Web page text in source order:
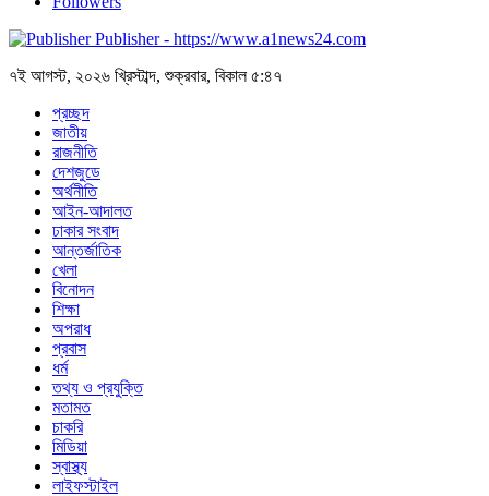
Publisher - https://www.a1news24.com
৭ই আগস্ট, ২০২৬ খ্রিস্টাব্দ, শুক্রবার, বিকাল ৫:৪৭
প্রচ্ছদ
জাতীয়
রাজনীতি
দেশজুডে
অর্থনীতি
আইন-আদালত
ঢাকার সংবাদ
আন্তর্জাতিক
খেলা
বিনোদন
শিক্ষা
অপরাধ
প্রবাস
ধর্ম
তথ্য ও প্রযুক্তি
মতামত
চাকরি
মিডিয়া
স্বাস্থ্য
লাইফস্টাইল